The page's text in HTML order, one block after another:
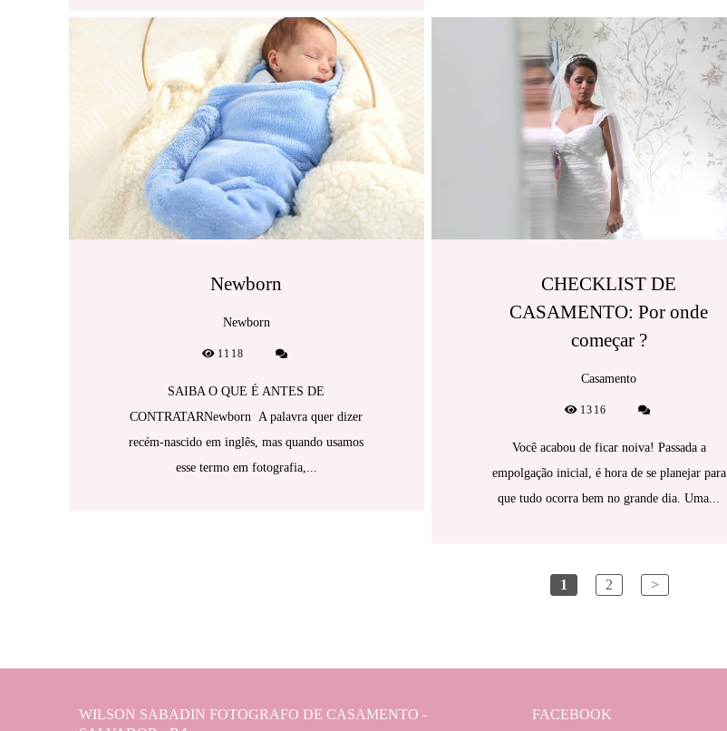
Newborn
Newborn
1118
SAIBA O QUE É ANTES DE
CONTRATARNewborn A palavra quer dizer
recém-nascido em inglês, mas quando usamos
esse termo em fotografia,...
CHECKLIST DE
CASAMENTO: Por onde
começar ?
Casamento
1316
Você acabou de ficar noiva! Passada a
empolgação inicial, é hora de se planejar para
que tudo ocorra bem no grande dia. Uma...
1 2 >
WILSON SABADIN FOTOGRAFO DE CASAMENTO -
FACEBOOK